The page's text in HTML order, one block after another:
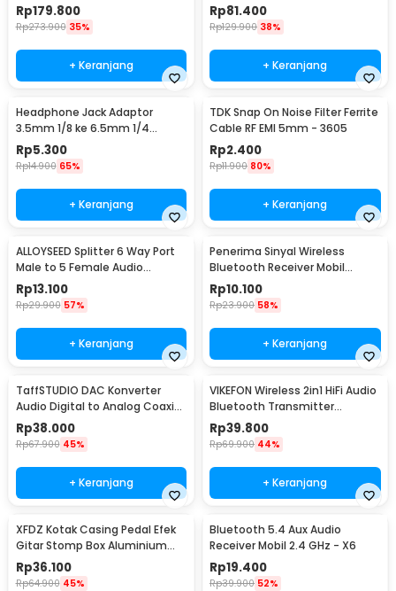
DTS Dolby AC3 - HD51-A
Rp179.800
Rp273.900 35%
+ Keranjang
1200mAh 5W - 518
Rp81.400
Rp129.900 38%
+ Keranjang
Headphone Jack Adaptor
3.5mm 1/8 ke 6.5mm 1/4
Stereo - PJ1652
Rp5.300
Rp14.900 65%
+ Keranjang
TDK Snap On Noise Filter Ferrite
Cable RF EMI 5mm - 3605
Rp2.400
Rp11.900 80%
+ Keranjang
ALLOYSEED Splitter 6 Way Port
Male to 5 Female Audio
Earphone 3.5mm - JLT108
Rp13.100
Rp29.900 57%
+ Keranjang
Penerima Sinyal Wireless
Bluetooth Receiver Mobil
3.5mm Jack - BT-163
Rp10.100
Rp23.900 58%
+ Keranjang
TaffSTUDIO DAC Konverter
Audio Digital to Analog Coaxial
Toslink RCA - TC51800
Rp38.000
Rp67.900 45%
+ Keranjang
VIKEFON Wireless 2in1 HiFi Audio
Bluetooth Transmitter
Receiver 3.5mm - B6
Rp39.800
Rp69.900 44%
+ Keranjang
XFDZ Kotak Casing Pedal Efek
Gitar Stomp Box Aluminium
112x60x30mm - 1590BB
Rp36.100
Rp64.900 45%
Bluetooth 5.4 Aux Audio
Receiver Mobil 2.4 GHz - X6
Rp19.400
Rp39.900 52%